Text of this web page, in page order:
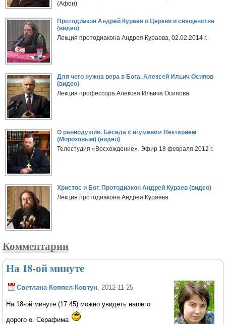
(Афон)
Протодиакон Андрей Кураев о Церкви и священстве
(видео)
Лекция протодиакона Андрея Кураева, 02.02.2014 г.
Для чего нужна вера в Бога. Алексей Ильич Осипов
(видео)
Лекция профессора Алексея Ильича Осипова
О равнодушии. Беседа с игуменом Нектарием
(Морозовым) (видео)
Телестудия «Восхождение». Эфир 18 февраля 2012 г.
Христос и Бог. Протодиакон Андрей Кураев (видео)
Лекция протодиакона Андрея Кураева
Комментарии
На 18-ой минуте
Светлана Коппел-Ковтун , 2012-11-25
На 18-ой минуте (17.45) можно увидеть нашего
дорого о. Серафима